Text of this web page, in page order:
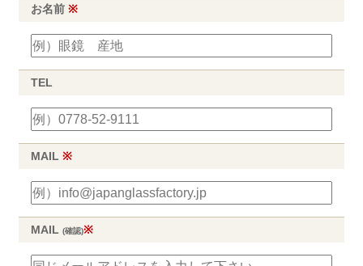
お名前※
TEL
MAIL※
MAIL(確認)※